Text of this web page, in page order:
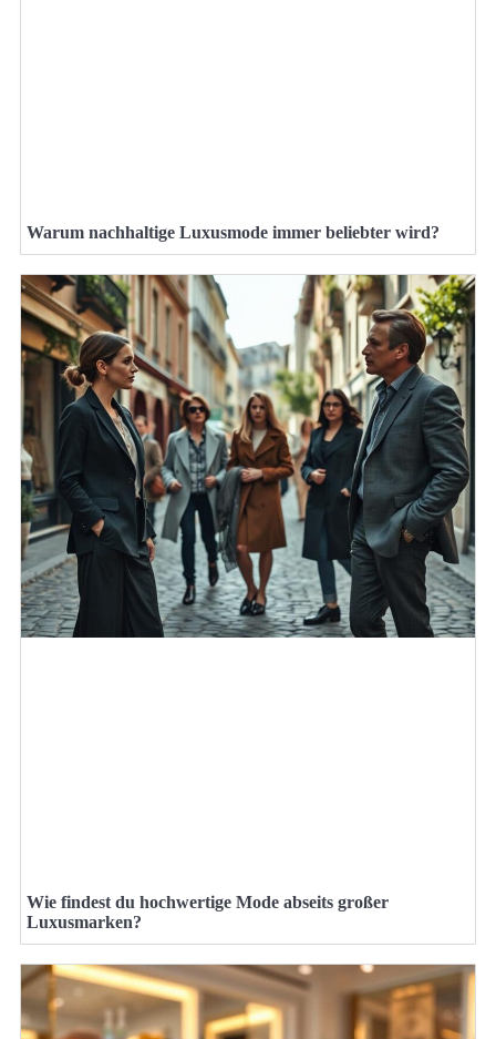
Warum nachhaltige Luxusmode immer beliebter wird?
Wie findest du hochwertige Mode abseits großer
Luxusmarken?